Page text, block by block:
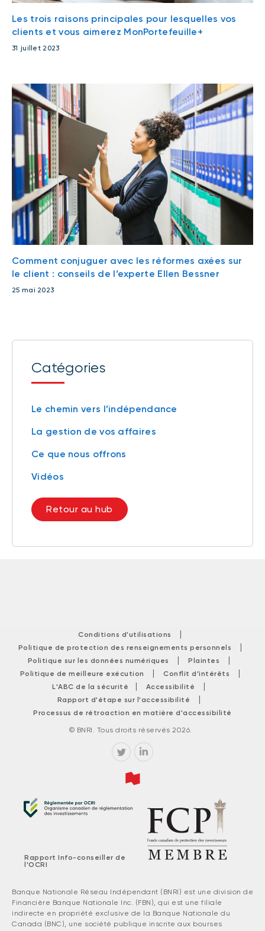
Les trois raisons principales pour lesquelles vos
clients et vous aimerez MonPortefeuille+
31 juillet 2023
Comment conjuguer avec les réformes axées sur
le client : conseils de l’experte Ellen Bessner
25 mai 2023
Catégories
Le chemin vers l’indépendance
La gestion de vos affaires
Ce que nous offrons
Vidéos
Retour au hub
Conditions d'utilisations |
Politique de protection des renseignements personnels |
Politique sur les données numériques | Plaintes |
Politique de meilleure exécution | Conflit d’intérêts |
L'ABC de la sécurité | Accessibilité |
Rapport d'étape sur l'accessibilité |
Processus de rétroaction en matière d'accessibilité
© BNRI. Tous droits réservés 2026.
Rapport Info-conseiller de
l'OCRI
Banque Nationale Réseau Indépendant (BNRI) est une division de
Financière Banque Nationale Inc. (FBN), qui est une filiale
indirecte en propriété exclusive de la Banque Nationale du
Canada (BNC), une société publique inscrite aux bourses